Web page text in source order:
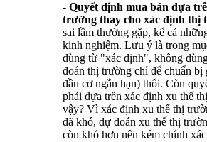
- Quyết định mua bán dựa
trường thay cho xác định thị
sai lầm thường gặp, kể cả
kinh nghiệm. Lưu ý là trong
dùng từ "xác định", không
đoán thị trường chỉ để chuẩn bị
đầu cơ ngắn hạn) thôi. Còn
phải dựa trên xác định xu thế
vậy? Vì xác định xu thế thị
đã khó, dự đoán xu thế thị
còn khó hơn nên kém chính